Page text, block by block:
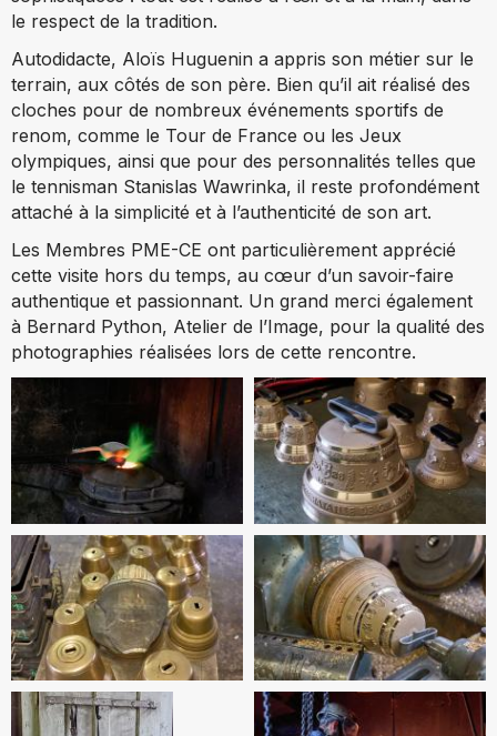
le respect de la tradition.
Autodidacte, Aloïs Huguenin a appris son métier sur le
terrain, aux côtés de son père. Bien qu’il ait réalisé des
cloches pour de nombreux événements sportifs de
renom, comme le Tour de France ou les Jeux
olympiques, ainsi que pour des personnalités telles que
le tennisman Stanislas Wawrinka, il reste profondément
attaché à la simplicité et à l’authenticité de son art.
Les Membres PME-CE ont particulièrement apprécié
cette visite hors du temps, au cœur d’un savoir-faire
authentique et passionnant. Un grand merci également
à Bernard Python, Atelier de l’Image, pour la qualité des
photographies réalisées lors de cette rencontre.